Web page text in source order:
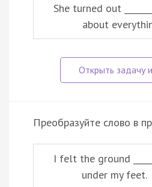
She turned out
about
Преобразуйте слово в
I felt the ground
under my feet.